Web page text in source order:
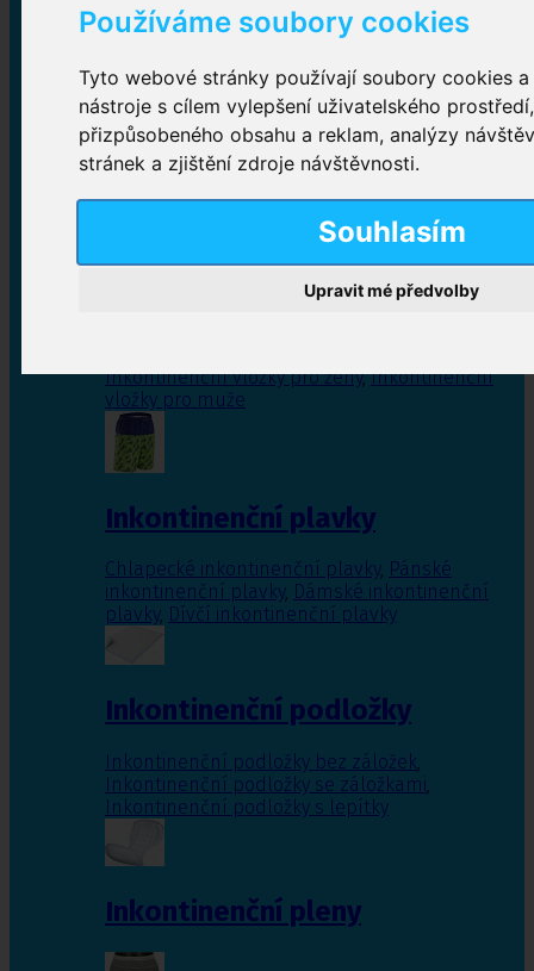
Používáme soubory cookies
Tyto webové stránky používají soubory cookies
nástroje s cílem vylepšení uživatelského
přizpůsobeného obsahu a reklam, analýzy
stránek a zjištění zdroje návštěvnosti.
Souhlasím
Upravit mé předvolby
Bylinky
Inkontinenční kalhotky
Plenkové kalhotky navlékací,Plenkové kalhotky
zalepovací,Inkontinenční kalhotky dámské,
Inkontinenční kalhotky pro muže
Inkontinenční vložky pro ženy,Inkontinenční
vložky pro muže
Inkontinenční plavky
Chlapecké inkontinenční plavky, Pánské
inkontinenční plavky, Dámské inkontinenční
plavky, Dívčí inkontinenční plavky
Inkontinenční podložky
Inkontinenční podložky bez záložek,
Inkontinenční podložky se záložkami,
Inkontinenční podložky s lepítky
Inkontinenční pleny